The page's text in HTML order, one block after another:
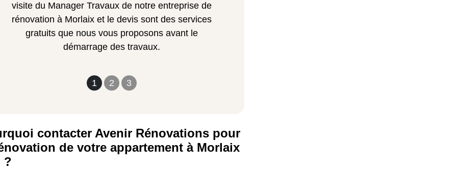
1 2 3
visite du Manager Travaux de notre entreprise de
rénovation à Morlaix et le devis sont des services
gratuits que nous vous proposons avant le
démarrage des travaux.
contacter Avenir Rénovations pour
de votre appartement à Morlaix
?